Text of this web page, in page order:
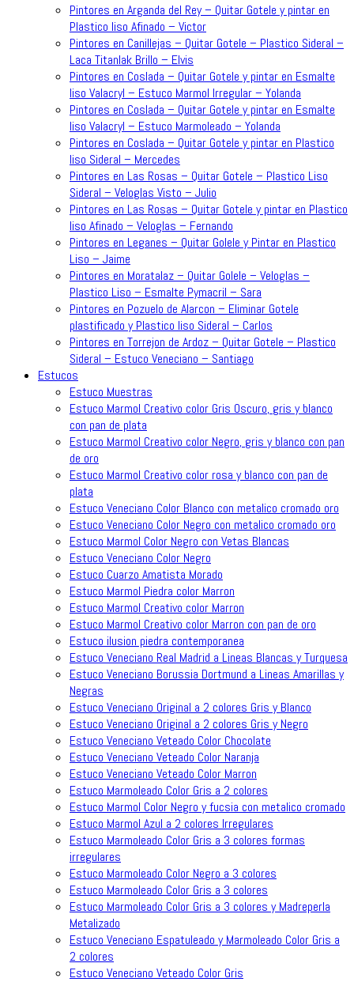
Pintores en Arganda del Rey – Quitar Gotele y pintar en
Plastico liso Afinado – Victor
Pintores en Canillejas – Quitar Gotele – Plastico Sideral –
Laca Titanlak Brillo – Elvis
Pintores en Coslada – Quitar Gotele y pintar en Esmalte
liso Valacryl – Estuco Marmol Irregular – Yolanda
Pintores en Coslada – Quitar Gotele y pintar en Esmalte
liso Valacryl – Estuco Marmoleado – Yolanda
Pintores en Coslada – Quitar Gotele y pintar en Plastico
liso Sideral – Mercedes
Pintores en Las Rosas – Quitar Gotele – Plastico Liso
Sideral – Veloglas Visto – Julio
Pintores en Las Rosas – Quitar Gotele y pintar en Plastico
liso Afinado – Veloglas – Fernando
Pintores en Leganes – Quitar Golele y Pintar en Plastico
Liso – Jaime
Pintores en Moratalaz – Quitar Golele – Veloglas –
Plastico Liso – Esmalte Pymacril – Sara
Pintores en Pozuelo de Alarcon – Eliminar Gotele
plastificado y Plastico liso Sideral – Carlos
Pintores en Torrejon de Ardoz – Quitar Gotele – Plastico
Sideral – Estuco Veneciano – Santiago
Estucos
Estuco Muestras
Estuco Marmol Creativo color Gris Oscuro, gris y blanco
con pan de plata
Estuco Marmol Creativo color Negro, gris y blanco con pan
de oro
Estuco Marmol Creativo color rosa y blanco con pan de
plata
Estuco Veneciano Color Blanco con metalico cromado oro
Estuco Veneciano Color Negro con metalico cromado oro
Estuco Marmol Color Negro con Vetas Blancas
Estuco Veneciano Color Negro
Estuco Cuarzo Amatista Morado
Estuco Marmol Piedra color Marron
Estuco Marmol Creativo color Marron
Estuco Marmol Creativo color Marron con pan de oro
Estuco ilusion piedra contemporanea
Estuco Veneciano Real Madrid a Lineas Blancas y Turquesa
Estuco Veneciano Borussia Dortmund a Lineas Amarillas y
Negras
Estuco Veneciano Original a 2 colores Gris y Blanco
Estuco Veneciano Original a 2 colores Gris y Negro
Estuco Veneciano Veteado Color Chocolate
Estuco Veneciano Veteado Color Naranja
Estuco Veneciano Veteado Color Marron
Estuco Marmoleado Color Gris a 2 colores
Estuco Marmol Color Negro y fucsia con metalico cromado
Estuco Marmol Azul a 2 colores Irregulares
Estuco Marmoleado Color Gris a 3 colores formas
irregulares
Estuco Marmoleado Color Negro a 3 colores
Estuco Marmoleado Color Gris a 3 colores
Estuco Marmoleado Color Gris a 3 colores y Madreperla
Metalizado
Estuco Veneciano Espatuleado y Marmoleado Color Gris a
2 colores
Estuco Veneciano Veteado Color Gris